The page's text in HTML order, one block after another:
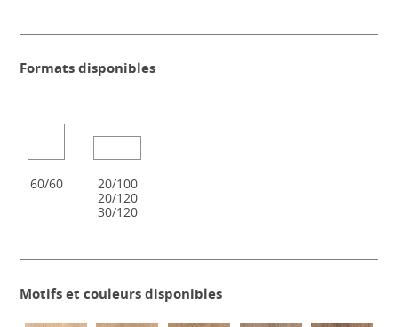
Formats disponibles
60/60
20/100
20/120
30/120
Motifs et couleurs disponibles